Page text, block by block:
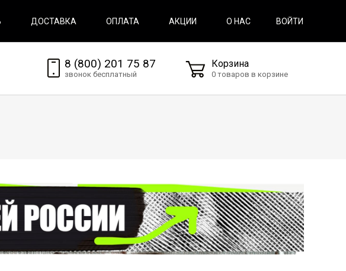
ДОСТАВКА ОПЛАТА АКЦИИ О НАС ВОЙТИ
8 (800) 201 75 87
звонок бесплатный
Корзина
0 товаров в корзине